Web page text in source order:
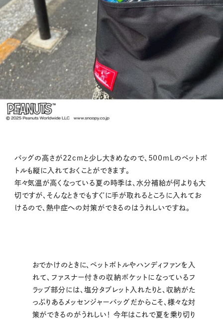
バッグの高さが22cmと少し大きめなので、500mLのペットボ
トルも縦に入れておくことができます。
年々気温が高くなっている夏の時季は、水分補給が何よりも大
切ですが、そんなときでもすぐに手が取れるところに入れてお
けるので、熱中症への対策ができるのはうれしいですね。
おでかけのときに、ペットボトルやハンディファンを入
れて、ファスナー付きの収納ポケットになっているフ
ラップ部分には、塩分タブレット入れたりと、収納がた
っぷりあるメッセンジャーバッグだからこそ、様々な対
策ができるのがうれしい！ 今年はこれで夏を乗り切り